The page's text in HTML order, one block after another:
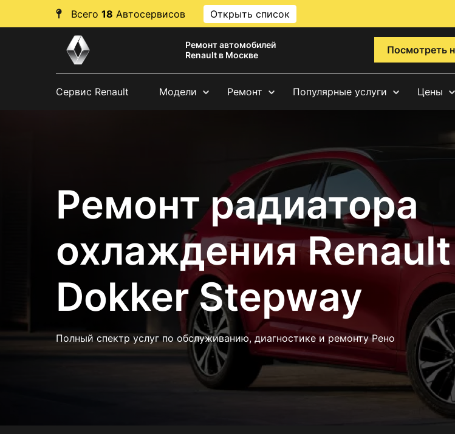
Всего 18 Автосервисов Открыть список
Ремонт автомобилей
Renault в Москве
Посмотреть
Сервис Renault Модели Ремонт Популярные услуги Цены
Ремонт радиатора
охлаждения Renault
Dokker Stepway
Полный спектр услуг по обслуживанию, диагностике и ремонту Рено